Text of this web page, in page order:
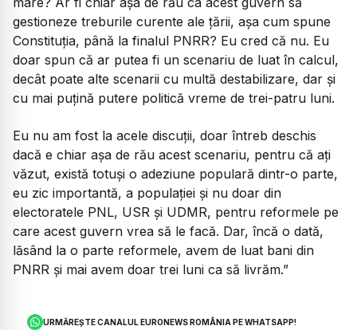
gestioneze treburile curente ale țării, așa cum spune
Constituția, până la finalul PNRR? Eu cred că nu. Eu
doar spun că ar putea fi un scenariu de luat în calcul,
decât poate alte scenarii cu multă destabilizare, dar și
cu mai puțină putere politică vreme de trei-patru luni.
Eu nu am fost la acele discuții, doar întreb deschis
dacă e chiar așa de rău acest scenariu, pentru că ați
văzut, există totuși o adeziune populară dintr-o parte,
eu zic importantă, a populației și nu doar din
electoratele PNL, USR și UDMR, pentru reformele pe
care acest guvern vrea să le facă. Dar, încă o dată,
lăsând la o parte reformele, avem de luat bani din
PNRR și mai avem doar trei luni ca să livrăm.”
URMĂREȘTE CANALUL EURONEWS ROMÂNIA PE WHATSAPP!